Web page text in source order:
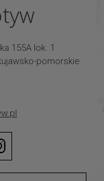
155A lok. 1
pomorskie